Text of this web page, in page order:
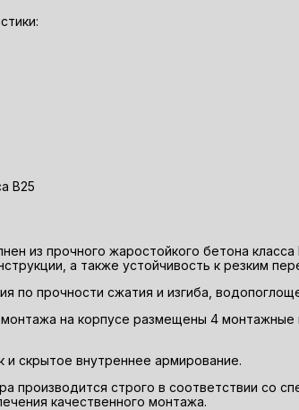
В25
из прочного жаростойкого бетона
а также устойчивость к резким
по прочности сжатия и изгиба,
монтажа на корпусе размещены 4
скрытое внутреннее армирование.
производится строго в соответствии со
качественного монтажа.